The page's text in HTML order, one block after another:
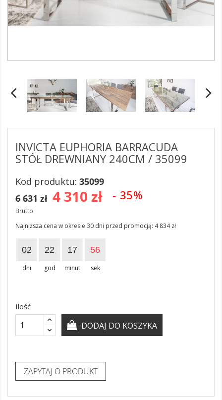
INVICTA EUPHORIA BARRACUDA
STÓŁ DREWNIANY 240CM / 35099
Kod produktu: 35099
4 310 zł - 35%
6 631 zł
Brutto
Najniższa cena w okresie 30 dni przed promocją: 4 834 zł
02
dni
22
god
17
minut
56
sek
Ilość
DODAJ DO KOSZYKA
ZAPYTAJ O PRODUKT